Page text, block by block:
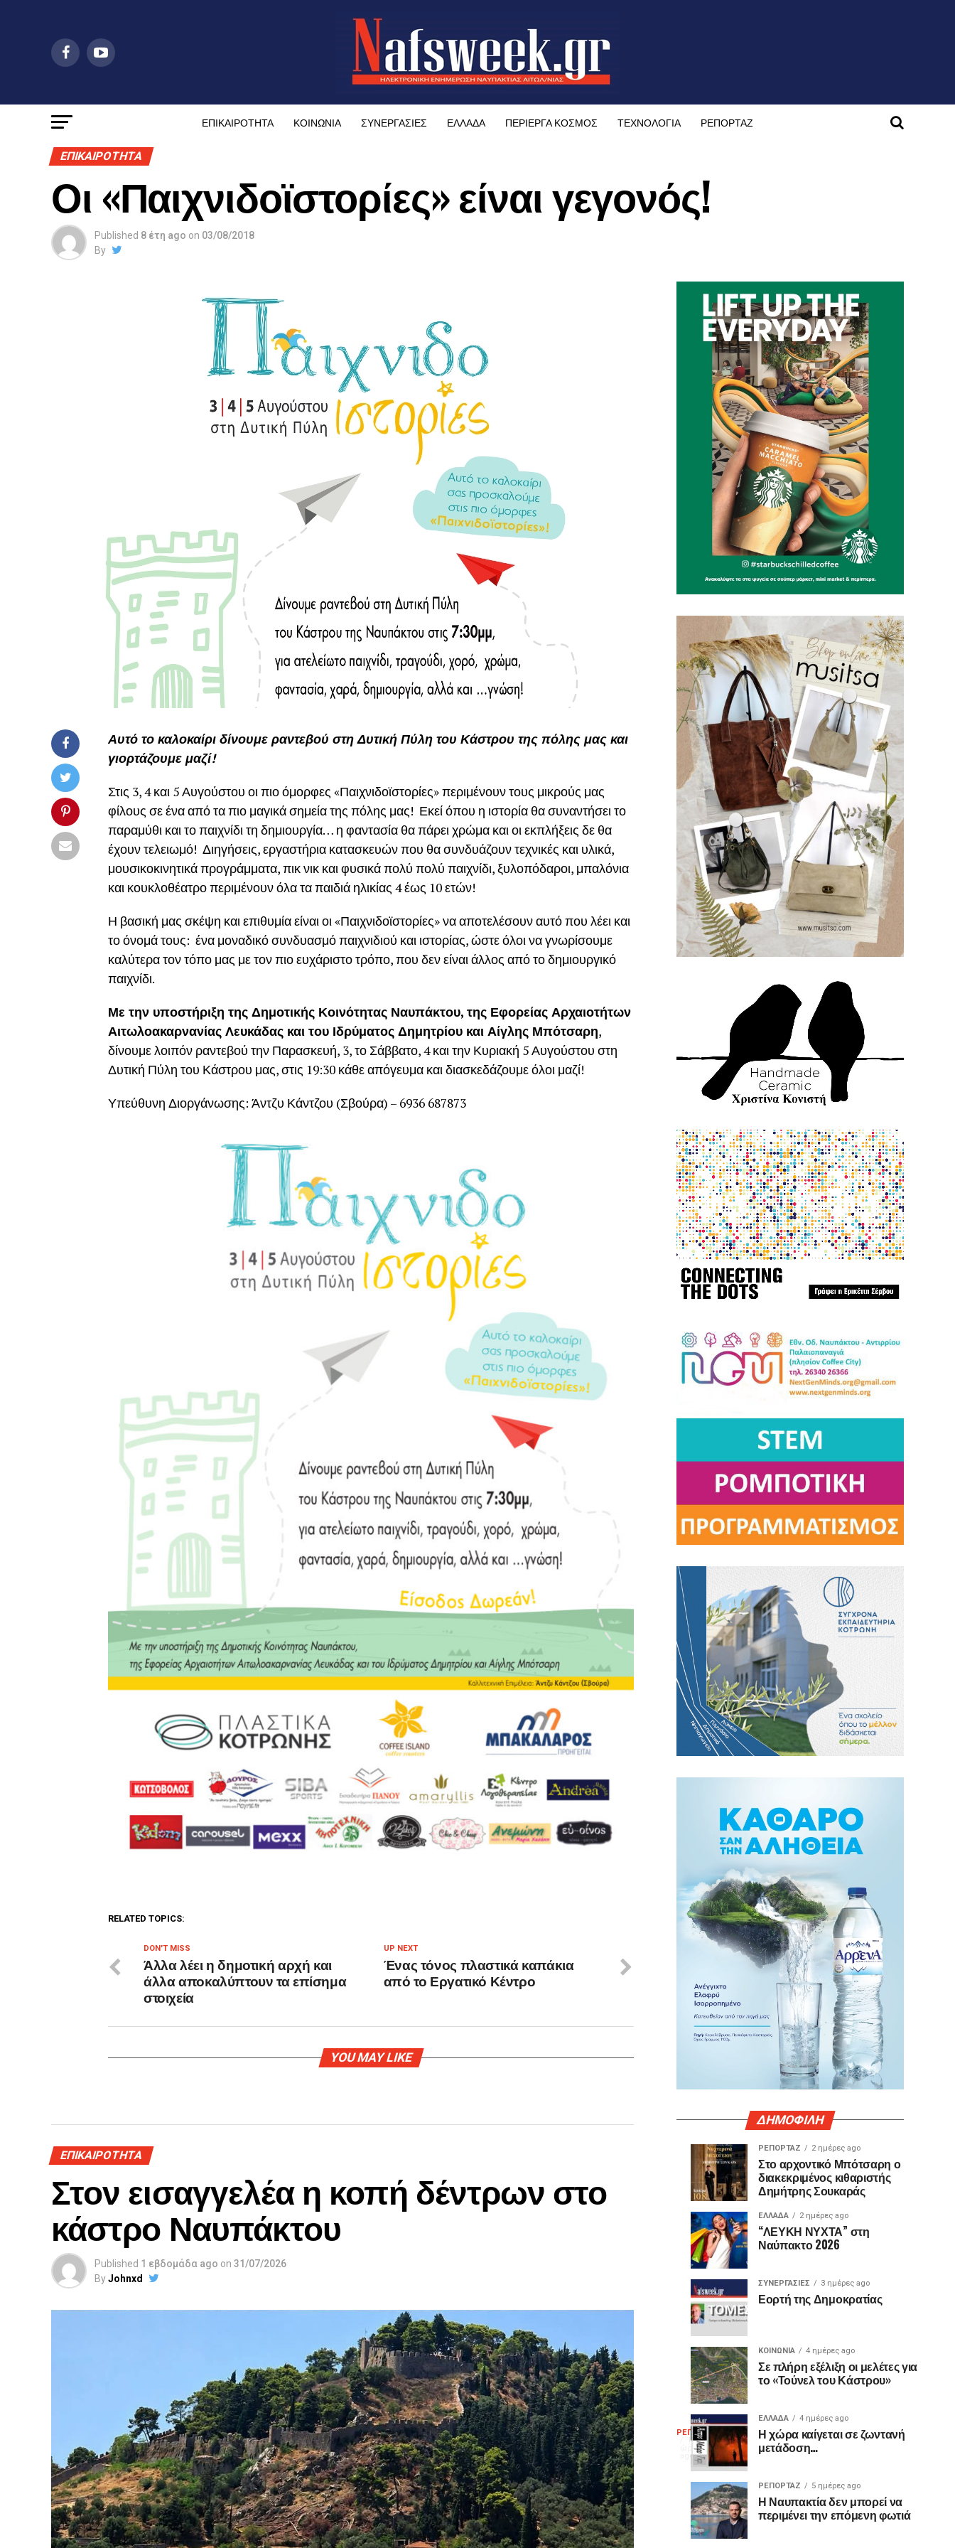
ΕΠΙΚΑΙΡΟΤΗΤΑ ΚΟΙΝΩΝΙΑ ΣΥΝΕΡΓΑΣΙΕΣ ΕΛΛΑΔΑ ΠΕΡΙΕΡΓΑ ΚΟΣΜΟΣ ΤΕΧΝΟΛΟΓΙΑ ΡΕΠΟΡΤΑΖ
ΕΠΙΚΑΙΡΟΤΗΤΑ
Οι «Παιχνιδοϊστορίες» είναι γεγονός!
Published 8 έτη ago on 03/08/2018
By
Αυτό το καλοκαίρι δίνουμε ραντεβού στη Δυτική Πύλη του Κάστρου της πόλης μας και
γιορτάζουμε μαζί!
Στις 3, 4 και 5 Αυγούστου οι πιο όμορφες «Παιχνιδοϊστορίες» περιμένουν τους μικρούς μας
φίλους σε ένα από τα πιο μαγικά σημεία της πόλης μας! Εκεί όπου η ιστορία θα συναντήσει το
παραμύθι και το παιχνίδι τη δημιουργία… η φαντασία θα πάρει χρώμα και οι εκπλήξεις δε θα
έχουν τελειωμό! Διηγήσεις, εργαστήρια κατασκευών που θα συνδυάζουν τεχνικές και υλικά,
μουσικοκινητικά προγράμματα, πικ νικ και φυσικά πολύ πολύ παιχνίδι, ξυλοπόδαροι, μπαλόνια
και κουκλοθέατρο περιμένουν όλα τα παιδιά ηλικίας 4 έως 10 ετών!
Η βασική μας σκέψη και επιθυμία είναι οι «Παιχνιδοϊστορίες» να αποτελέσουν αυτό που λέει και
το όνομά τους: ένα μοναδικό συνδυασμό παιχνιδιού και ιστορίας, ώστε όλοι να γνωρίσουμε
καλύτερα τον τόπο μας με τον πιο ευχάριστο τρόπο, που δεν είναι άλλος από το δημιουργικό
παιχνίδι.
Με την υποστήριξη της Δημοτικής Κοινότητας Ναυπάκτου, της Εφορείας Αρχαιοτήτων
Αιτωλοακαρνανίας Λευκάδας και του Ιδρύματος Δημητρίου και Αίγλης Μπότσαρη,
δίνουμε λοιπόν ραντεβού την Παρασκευή, 3, το Σάββατο, 4 και την Κυριακή 5 Αυγούστου στη
Δυτική Πύλη του Κάστρου μας, στις 19:30 κάθε απόγευμα και διασκεδάζουμε όλοι μαζί!
Υπεύθυνη Διοργάνωσης: Άντζυ Κάντζου (Σβούρα) – 6936 687873
RELATED TOPICS:
UP NEXT
Ένας τόνος πλαστικά καπάκια
από το Εργατικό Κέντρο
DON'T MISS
Άλλα λέει η δημοτική αρχή και
άλλα αποκαλύπτουν τα επίσημα
στοιχεία
YOU MAY LIKE
ΕΠΙΚΑΙΡΟΤΗΤΑ
Στον εισαγγελέα η κοπή δέντρων στο
κάστρο Ναυπάκτου
Published 1 εβδομάδα ago on 31/07/2026
ByJohnxd
ΔΗΜΟΦΙΛΗ
ΡΕΠΟΡΤΑΖ
14
ώρες
ago
Η
γελοιογραφία
της
ΤΕΧΝΟΛΟΓΙΑ
ago
Γιατί
ορισμένες
θύρες
USB
είναι
μωβ
έχουν
άλλα
χρώματα;
διαφορά
που
περισσότεροι
δεν
γνωρίζουν
ΚΟΙΝΩΝΙΑ
ημέρες
ago
Θερμό
χειροκρότημα
για
τον
«Ίωνα»
στο
Κάστρο
της
Ναυπάκτου
ΡΕΠΟΡΤΑΖ 2 ημέρες ago
Στο αρχοντικό Μπότσαρη ο
διακεκριμένος κιθαριστής
Δημήτρης Σουκαράς
ΕΛΛΑΔΑ 2 ημέρες ago
“ΛΕΥΚΗ ΝΥΧΤΑ” στη
Ναύπακτο 2026
ΣΥΝΕΡΓΑΣΙΕΣ 3 ημέρες ago
Εορτή της Δημοκρατίας
ΚΟΙΝΩΝΙΑ 4 ημέρες ago
Σε πλήρη εξέλιξη οι μελέτες για
το «Τούνελ του Κάστρου»
ΕΛΛΑΔΑ 4 ημέρες ago
Η χώρα καίγεται σε ζωντανή
μετάδοση…
ΡΕΠΟΡΤΑΖ 5 ημέρες ago
Η Ναυπακτία δεν μπορεί να
περιμένει την επόμενη φωτιά